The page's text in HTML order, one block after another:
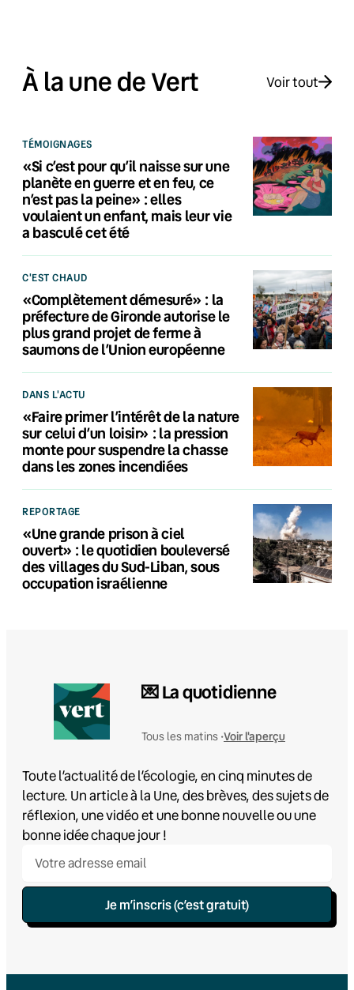
À la une de Vert Voir tout
TÉMOIGNAGES
«Si c’est pour qu’il naisse sur une
planète en guerre et en feu, ce
n’est pas la peine» : elles
voulaient un enfant, mais leur vie
a basculé cet été
C'EST CHAUD
«Complètement démesuré» : la
préfecture de Gironde autorise le
plus grand projet de ferme à
saumons de l’Union européenne
DANS L'ACTU
«Faire primer l’intérêt de la nature
sur celui d’un loisir» : la pression
monte pour suspendre la chasse
dans les zones incendiées
REPORTAGE
«Une grande prison à ciel
ouvert» : le quotidien bouleversé
des villages du Sud-Liban, sous
occupation israélienne
💌 La quotidienne
Tous les matins •Voir l'aperçu
Toute l’actualité de l’écologie, en cinq minutes de
lecture. Un article à la Une, des brèves, des sujets de
réflexion, une vidéo et une bonne nouvelle ou une
bonne idée chaque jour !
Je m’inscris (c’est gratuit)